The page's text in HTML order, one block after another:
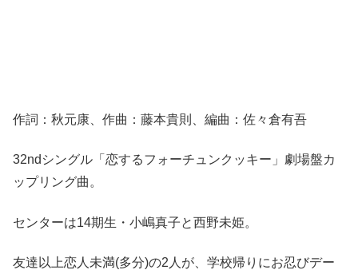
作詞：秋元康、作曲：藤本貴則、編曲：佐々倉有吾
32ndシングル「恋するフォーチュンクッキー」劇場盤カ
ップリング曲。
センターは14期生・小嶋真子と西野未姫。
友達以上恋人未満(多分)の2人が、学校帰りにお忍びデー